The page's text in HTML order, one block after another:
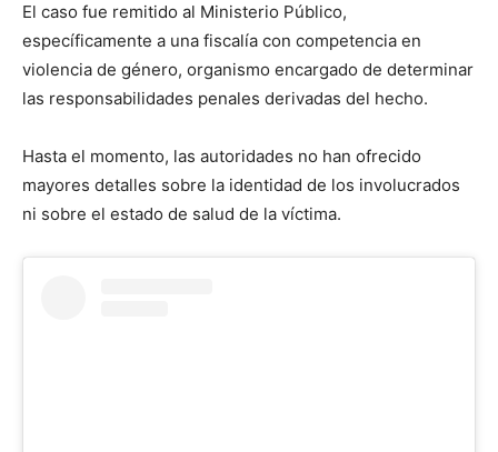
El caso fue remitido al Ministerio Público,
específicamente a una fiscalía con competencia en
violencia de género, organismo encargado de determinar
las responsabilidades penales derivadas del hecho.
Hasta el momento, las autoridades no han ofrecido
mayores detalles sobre la identidad de los involucrados
ni sobre el estado de salud de la víctima.